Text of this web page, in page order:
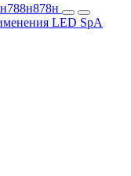
788н878н
LED SpA